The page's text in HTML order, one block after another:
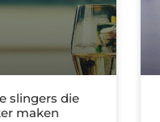
slingers die
maken